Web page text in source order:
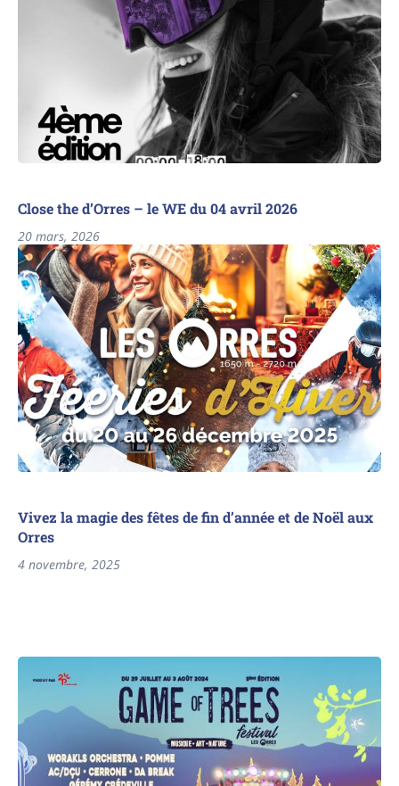
Close the d’Orres – le WE du 04 avril 2026
20 mars, 2026
Vivez la magie des fêtes de fin d’année et de Noël aux
Orres
4 novembre, 2025